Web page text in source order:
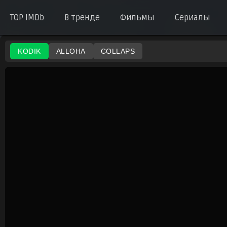
TOP IMDb В тренде Фильмы Сериалы
KODIK ALLOHA COLLAPS